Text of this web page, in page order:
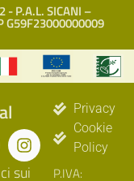
- P.A.L. SICANI –
G59F23000000009
sui
Privacy
Cookie
Policy
P.IVA: